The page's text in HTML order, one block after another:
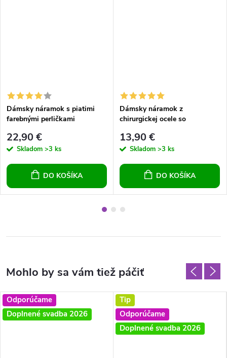
Dámsky náramok s piatimi
farebnými perličkami
22,90 €
Skladom >3 ks
DO KOŠÍKA
Dámsky náramok z
chirurgickej ocele so
13,90 €
Skladom >3 ks
DO KOŠÍKA
Odporúčame
Doplnené svadba 2026
Tip
Odporúčame
Doplnené svadba 2026